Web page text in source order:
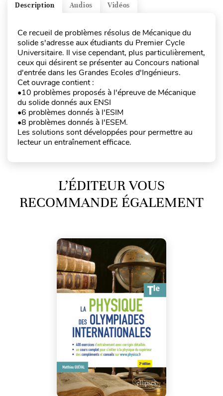
Vidéos
Audios
Description
Ce recueil de problèmes résolus de Mécanique du
solide s'adresse aux étudiants du Premier Cycle
Universitaire. Il vise cependant, plus particulièrement,
ceux qui désirent se présenter au Concours national
d'entrée dans les Grandes Ecoles d'Ingénieurs.
Cet ouvrage contient :
•10 problèmes proposés à l'épreuve de Mécanique
du solide donnés aux ENSI
•6 problèmes donnés à l'ESIM
•8 problèmes donnés à l'ESEM.
Les solutions sont développées pour permettre au
lecteur un entraînement efficace.
L’ÉDITEUR VOUS
RECOMMANDE ÉGALEMENT